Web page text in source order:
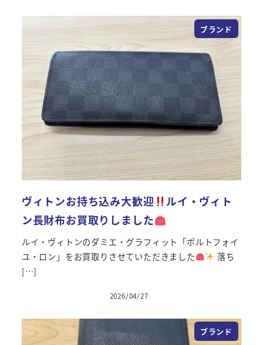
ブランド
ヴィトンお持ち込み大歓迎
ルイ・ヴィト
ン長財布お買取りしました
ルイ・ヴィトンのダミエ・グラフィット「ポルトフォイ
ユ・ロン」をお買取りさせていただきました
落ち
[…]
投稿日
2026/04/27
ブランド